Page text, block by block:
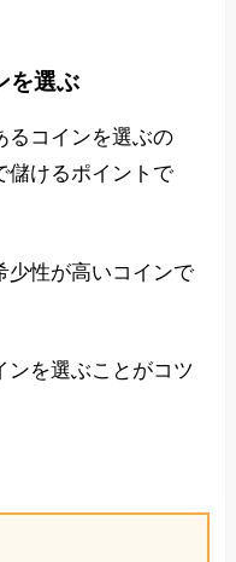
を選ぶ
るコインを選ぶの
儲けるポイントで
少性が高いコインで
ンを選ぶことがコツ